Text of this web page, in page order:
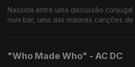
Nascida entre uma discussão
num bar, uma das maiores canções
"Who Made Who" - AC DC